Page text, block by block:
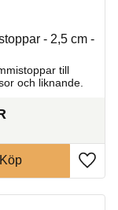
- 2,5 cm -
till
och liknande.
Lägg
Köp